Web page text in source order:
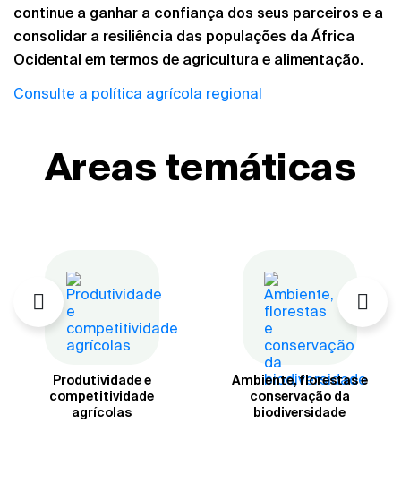
continue a ganhar a confiança dos seus parceiros e a
consolidar a resiliência das populações da África
Ocidental em termos de agricultura e alimentação.
Consulte a política agrícola regional
Areas temáticas
Produtividade e
competitividade
agrícolas
Ambiente, florestas e
conservação da
biodiversidade